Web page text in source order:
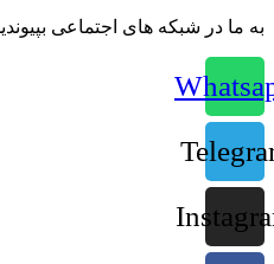
به ما در شبکه های اجتماعی